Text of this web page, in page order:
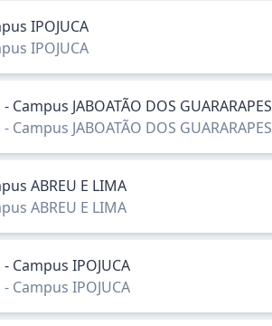
IPOJUCA
IPOJUCA
JABOATÃO DOS GUARARAPES
JABOATÃO DOS GUARARAPES
ABREU E LIMA
ABREU E LIMA
Campus IPOJUCA
Campus IPOJUCA